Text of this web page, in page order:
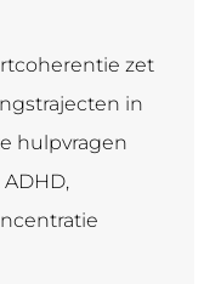
zet
in
hulpvragen